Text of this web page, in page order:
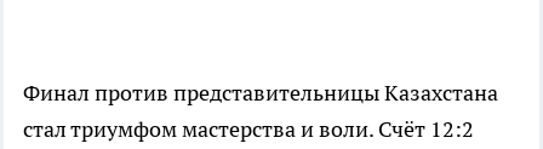
Финал против представительницы Казахстана
стал триумфом мастерства и воли. Счёт 12:2